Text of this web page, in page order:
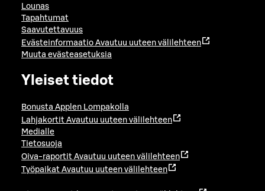
Lounas
Tapahtumat
Saavutettavuus
Evästeinformaatio Avautuu uuteen välilehteen
Muuta evästeasetuksia
Yleiset tiedot
Bonusta Applen Lompakolla
Lahjakortit Avautuu uuteen välilehteen
Medialle
Tietosuoja
Oiva-raportit Avautuu uuteen välilehteen
Työpaikat Avautuu uuteen välilehteen